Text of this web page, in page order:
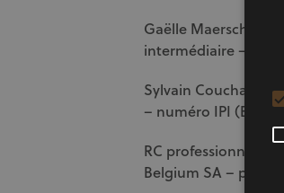
Gaëlle Maerschalck
intermédiaire –
Sylvain Couchant-
– numéro IPI
RC professionnelle
Belgium SA – police